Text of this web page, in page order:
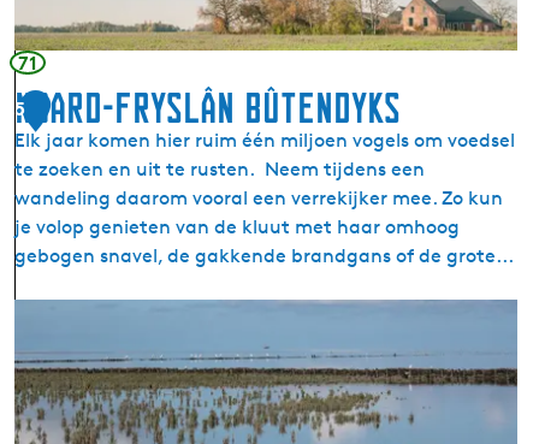
e
b
l
d
t
z
i
j
i
j
e
71
5
Noard-Fryslân Bûtendyks
Elk jaar komen hier ruim één miljoen vogels om voedsel
te zoeken en uit te rusten. Neem tijdens een
wandeling daarom vooral een verrekijker mee. Zo kun
je volop genieten van de kluut met haar omhoog
gebogen snavel, de gakkende brandgans of de grote...
a
r
d